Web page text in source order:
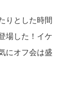
りとした時間
場した！イケ
にオフ会は盛